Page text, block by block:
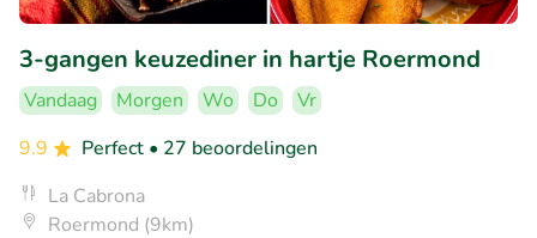
3-gangen keuzediner in hartje Roermond
Vandaag Morgen Wo Do
Vr
9.9
Perfect • 27 beoordelingen
La Cabrona
Roermond (9km)